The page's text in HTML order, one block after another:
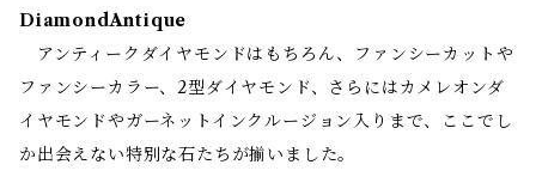
DiamondAntique
アンティークダイヤモンドはもちろん、ファンシーカットや
ファンシーカラー、2型ダイヤモンド、さらにはカメレオンダ
イヤモンドやガーネットインクルージョン入りまで、ここでし
か出会えない特別な石たちが揃いました。